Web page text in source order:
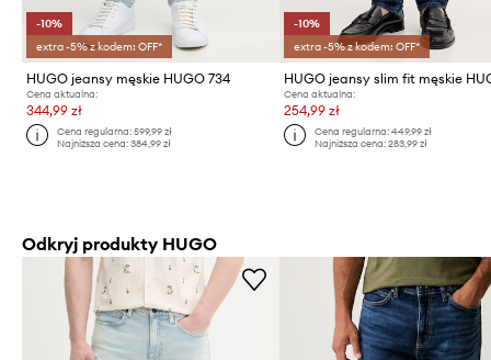
-10%
extra -5% z kodem: OFF*
HUGO jeansy męskie HUGO 734
Cena aktualna:
344,99 zł
Cena regularna:599,99 zł
Najniższa cena:384,99 zł
-10%
extra -5% z kodem: OFF*
Cena aktualna:
254,99 zł
Cena regularna: 449,99 zł
Najniższa cena: 283,99 zł
Odkryj produkty HUGO